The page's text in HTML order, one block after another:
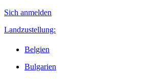
Sich anmelden
Landzustellung:
Belgien
Bulgarien